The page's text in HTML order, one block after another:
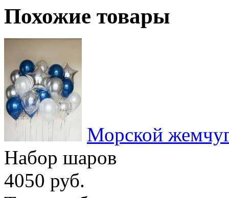
Похожие товары
Морской
Набор шаров
4050 руб.